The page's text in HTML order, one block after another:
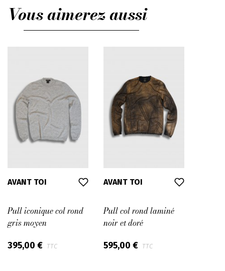
Vous aimerez aussi
AVANT TOI
Pull iconique col rond
gris moyen
395,00 € TTC
AVANT TOI
Pull col rond laminé
noir et doré
595,00 € TTC